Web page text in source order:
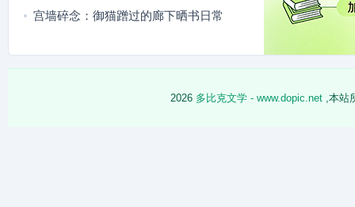
宫墙碎念：御猫蹭过的廊下晒书日常
2026 多比克文学 - www.dopic.net ,本站